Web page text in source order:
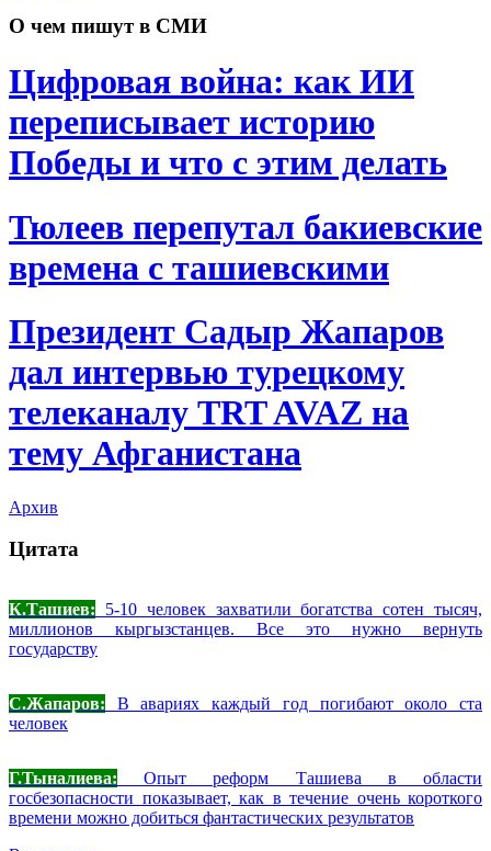
О чем пишут в СМИ
Цифровая война: как ИИ
переписывает историю
Победы и что с этим делать
Тюлеев перепутал бакиевские
времена с ташиевскими
Президент Садыр Жапаров
дал интервью турецкому
телеканалу TRT AVAZ на
тему Афганистана
Архив
Цитата
К.Ташиев: 5-10 человек захватили богатства сотен тысяч,
миллионов кыргызстанцев. Все это нужно вернуть
государству
С.Жапаров: В авариях каждый год погибают около ста
человек
Г.Тыналиева: Опыт реформ Ташиева в области
госбезопасности показывает, как в течение очень короткого
времени можно добиться фантастических результатов